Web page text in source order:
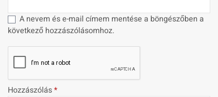
A nevem és e-mail címem mentése a böngészőben a
következő hozzászólásomhoz.
Hozzászólás*